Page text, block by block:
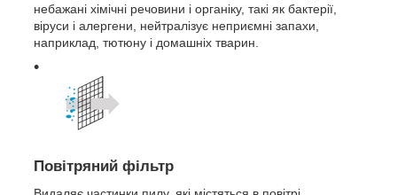
небажані хімічні речовини і органіку, такі як бактерії,
віруси і алергени, нейтралізує неприємні запахи,
наприклад, тютюну і домашніх тварин.
Повітряний фільтр